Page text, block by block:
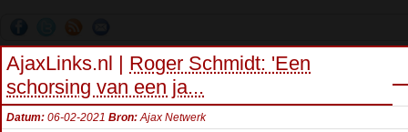
AjaxLinks.nl | Roger Schmidt: 'Een
schorsing van een ja...
Datum: 06-02-2021 Bron: Ajax Netwerk